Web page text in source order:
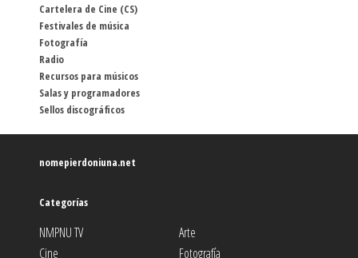
Cartelera de Cine (CS)
Festivales de música
Fotografía
Radio
Recursos para músicos
Salas y programadores
Sellos discográficos
nomepierdoniuna.net
Categorías
NMPNU TV
Arte
Cine
Fotografía